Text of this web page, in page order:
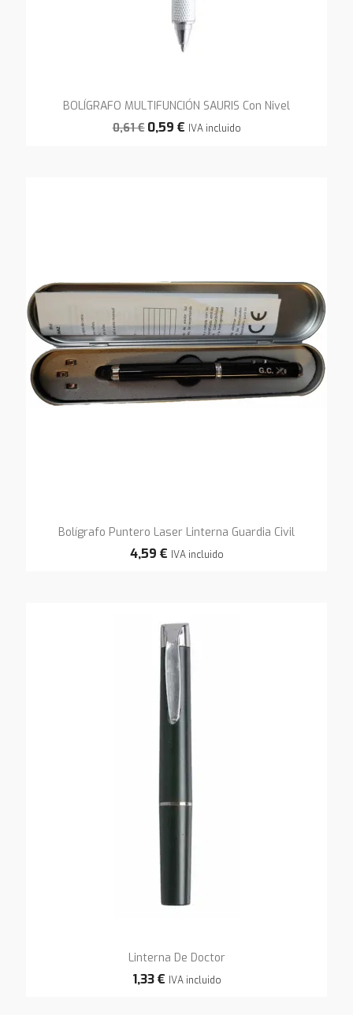
BOLÍGRAFO MULTIFUNCIÓN SAURIS Con Nivel
0,61 € 0,59 € IVA incluido
Bolígrafo Puntero Laser Linterna Guardia Civil
4,59 € IVA incluido
Linterna De Doctor
1,33 € IVA incluido